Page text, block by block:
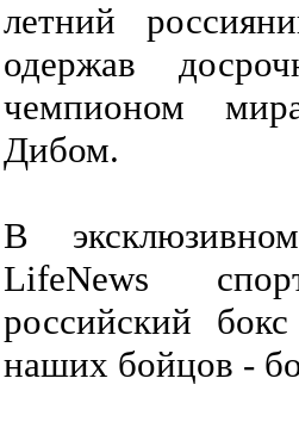
летний
одержав
чемпионом
Дибом.
В
LifeNews
российский
наших бойцов -